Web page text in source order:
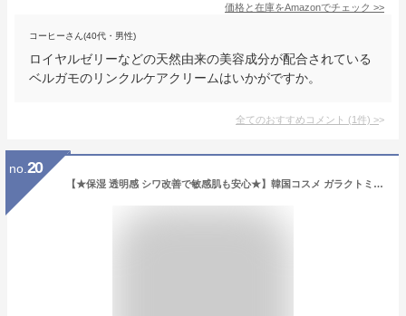
価格と在庫をAmazonでチェック >>
コーヒーさん(40代・男性)
ロイヤルゼリーなどの天然由来の美容成分が配合されている
ベルガモのリンクルケアクリームはいかがですか。
全てのおすすめコメント (1件) >
no. 20
【★保湿 透明感 シワ改善で敏感肌も安心★】韓国コスメ ガラクトミセス ビタミンC プレミアム ブラックスワン クリーム 美白 保湿 透明感アップ シワ改善 トーンアップ ナイアシンアミド 敏感肌 無添加 天然成分 動物性成分不使用 送料無料